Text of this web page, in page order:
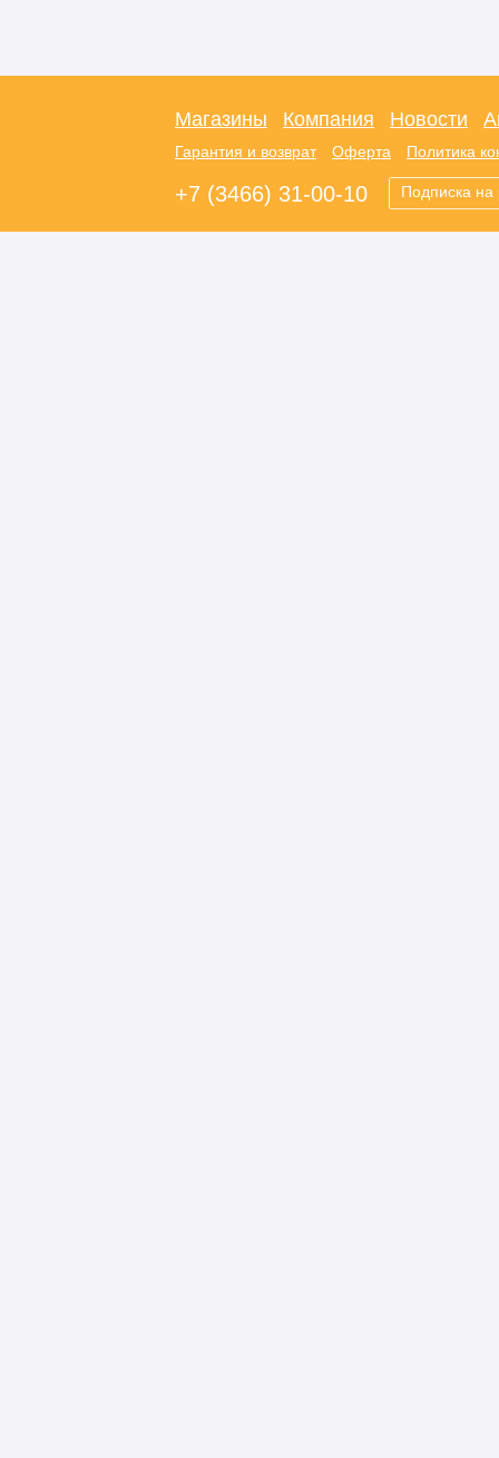
Магазины Компания Новости
Гарантия и возврат Оферта Политика
+7 (3466) 31-00-10 Подписка на